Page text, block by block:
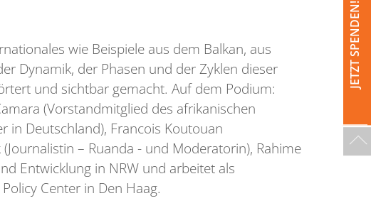
JETZT SPENDEN!
wie Beispiele aus dem Balkan, aus
Dynamik, der Phasen und der Zyklen dieser
und sichtbar gemacht. Auf dem Podium:
(Vorstandmitglied des afrikanischen
in Deutschland), Francois Koutouan
– Ruanda - und Moderatorin), Rahime
Entwicklung in NRW und arbeitet als
Center in Den Haag.